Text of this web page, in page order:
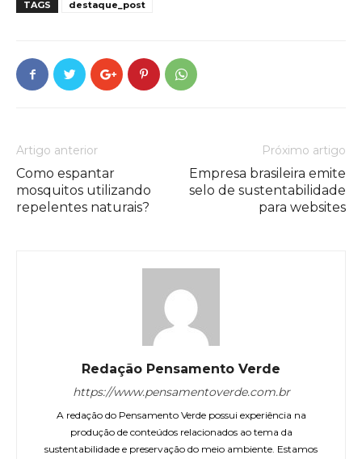
TAGS destaque_post
Artigo anterior
Como espantar
mosquitos utilizando
repelentes naturais?
Próximo artigo
Empresa brasileira emite
selo de sustentabilidade
para websites
Redação Pensamento Verde
https://www.pensamentoverde.com.br
A redação do Pensamento Verde possui experiência na
produção de conteúdos relacionados ao tema da
sustentabilidade e preservação do meio ambiente. Estamos